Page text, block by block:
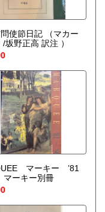
使節日記
（マカー
/坂野正高 訳注 ）
マーキー ’81
マーキー別冊